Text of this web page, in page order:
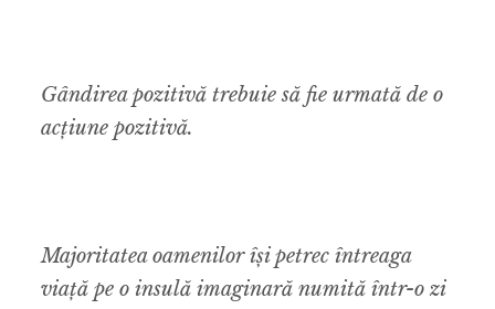
Gândirea pozitivă trebuie să fie urmată de o
acțiune pozitivă.
Majoritatea oamenilor își petrec întreaga
viață pe o insulă imaginară numită într-o zi